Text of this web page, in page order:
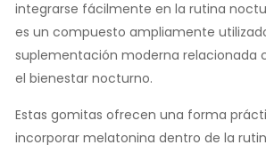
integrarse fácilmente en la rutina
es un compuesto ampliamente
suplementación moderna relacionada
el bienestar nocturno.
Estas gomitas ofrecen una forma
incorporar melatonina dentro de la